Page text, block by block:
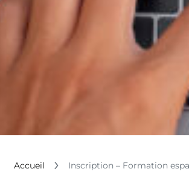
Accueil Inscription – Formation